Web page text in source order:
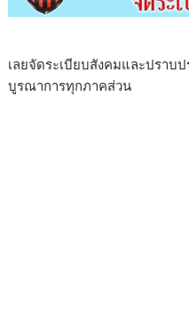
เลยจัดระเบียบสังคมและปรา
บูรณาการทุกภาคส่วน